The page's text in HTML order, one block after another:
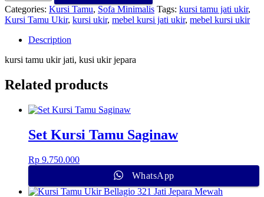
Categories: Kursi Tamu, Sofa Minimalis Tags: kursi tamu jati ukir,
Kursi Tamu Ukir, kursi ukir, mebel kursi jati ukir, mebel kursi ukir
Description
kursi tamu ukir jati, kusi ukir jepara
Related products
Set Kursi Tamu Saginaw
Rp 9.750.000
WhatsApp